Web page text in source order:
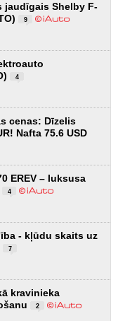
jaudīgais Shelby F-
9
4
cenas: Dīzelis
Nafta 75.6 USD
EREV – luksusa
4
- kļūdu skaits uz
7
kravinieka
2